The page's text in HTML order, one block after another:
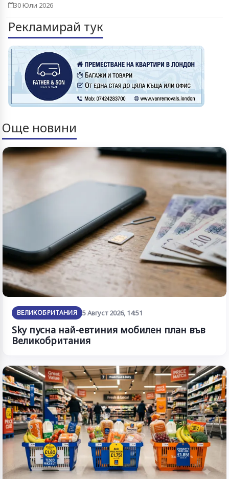
30 Юли 2026
Рекламирай тук
Още новини
ВЕЛИКОБРИТАНИЯ 5 Август 2026, 14:51
Sky пусна най-евтиния мобилен план във
Великобритания